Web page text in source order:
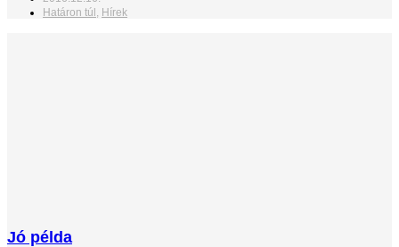
Határon túl, Hírek
Jó példa